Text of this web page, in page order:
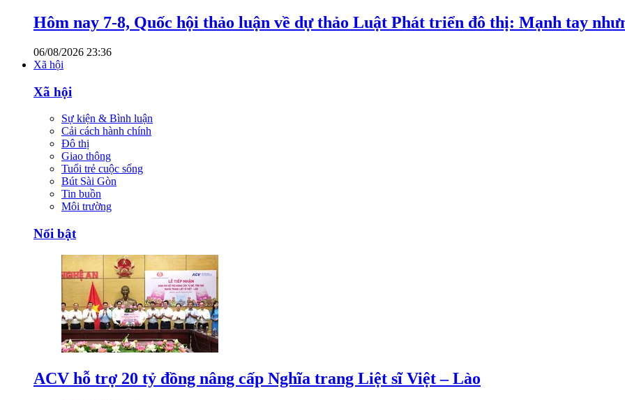
Hôm nay 7-8, Quốc hội thảo luận về dự thảo Luật Phát triển đô thị: Mạnh tay
06/08/2026 23:36
Xã hội
Xã hội
Sự kiện & Bình luận
Cải cách hành chính
Đô thị
Giao thông
Tuổi trẻ cuộc sống
Bút Sài Gòn
Tin buồn
Môi trường
Nổi bật
ACV hỗ trợ 20 tỷ đồng nâng cấp Nghĩa trang Liệt sĩ Việt – Lào